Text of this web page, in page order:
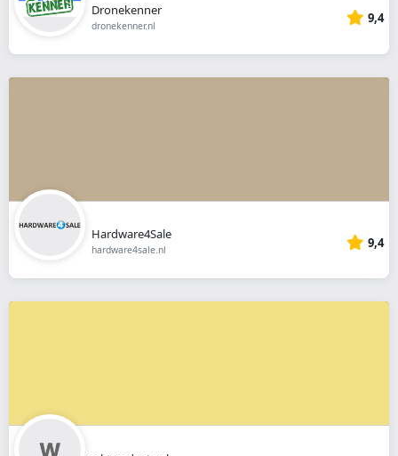
Dronekenner
dronekenner.nl 9,4
Hardware4Sale
hardware4sale.nl 9,4